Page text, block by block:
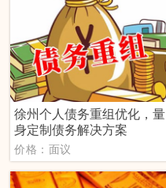
徐州个人债务重组优化，量
身定制债务解决方案
价格：面议